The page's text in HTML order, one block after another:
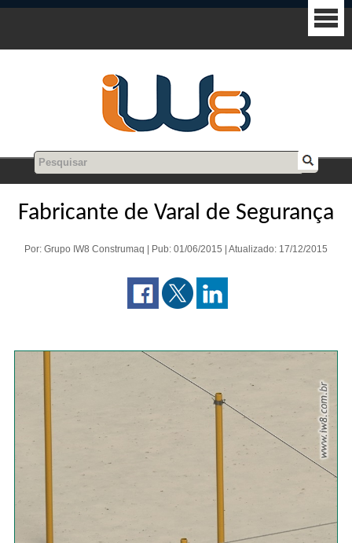
Fabricante de Varal de Segurança
Por: Grupo IW8 Construmaq | Pub: 01/06/2015 | Atualizado: 17/12/2015